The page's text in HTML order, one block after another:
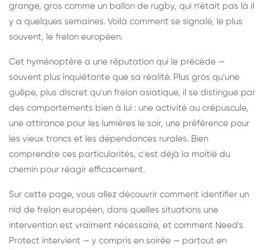
grange, gros comme un ballon de rugby, qui n'était pas là il
y a quelques semaines. Voilà comment se signale, le plus
souvent, le frelon européen.
Cet hyménoptère a une réputation qui le précède —
souvent plus inquiétante que sa réalité. Plus gros qu'une
guêpe, plus discret qu'un frelon asiatique, il se distingue par
des comportements bien à lui : une activité au crépuscule,
une attirance pour les lumières le soir, une préférence pour
les vieux troncs et les dépendances rurales. Bien
comprendre ces particularités, c'est déjà la moitié du
chemin pour réagir efficacement.
Sur cette page, vous allez découvrir comment identifier un
nid de frelon européen, dans quelles situations une
intervention est vraiment nécessaire, et comment Need's
Protect intervient — y compris en soirée — partout en